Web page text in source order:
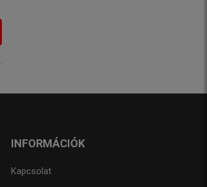
.
INFORMÁCIÓK
Kapcsolat